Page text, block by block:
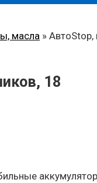
масла » АвтоStop,
18